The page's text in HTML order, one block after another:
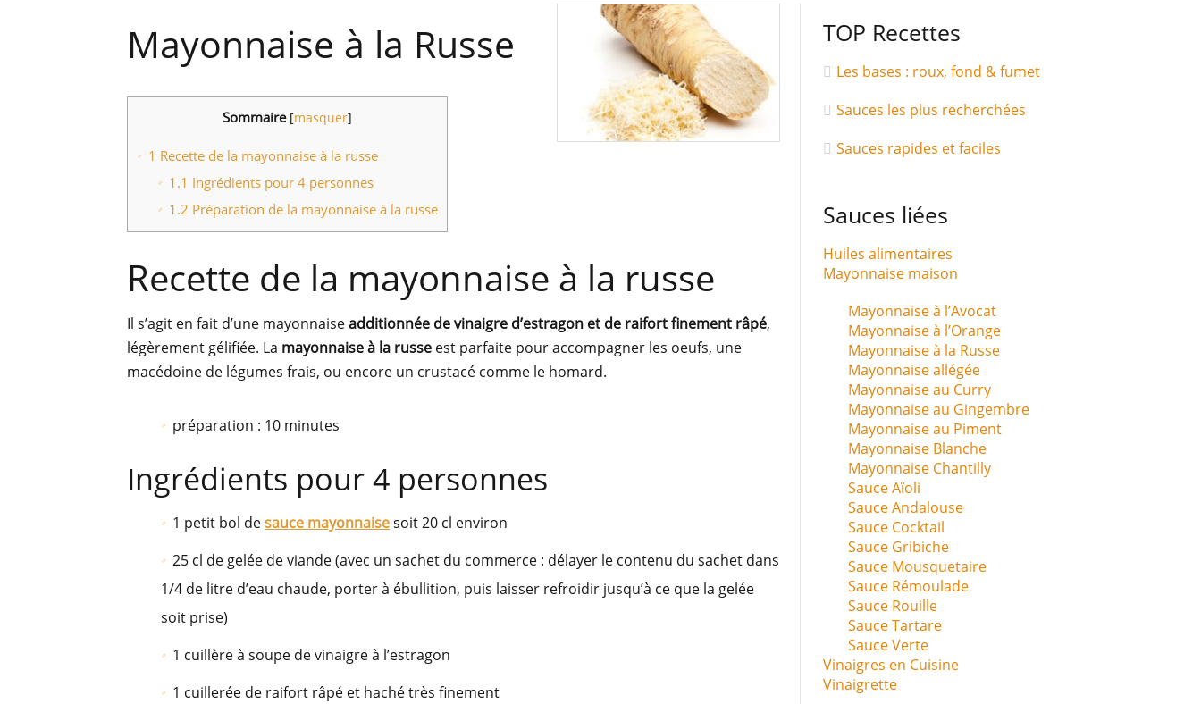
Mayonnaise à la Russe
Sommaire [masquer]
1 Recette de la mayonnaise à la russe
1.1 Ingrédients pour 4 personnes
1.2 Préparation de la mayonnaise à la russe
Recette de la mayonnaise à la russe
Il s’agit en fait d’une mayonnaiseadditionnée de vinaigre d’estragon et de raifort finement râpé,
légèrement gélifiée. La mayonnaise à la russe est parfaite pour accompagner les oeufs, une
macédoine de légumes frais, ou encore un crustacé comme le homard.
préparation : 10 minutes
Ingrédients pour 4 personnes
1 petit bol desauce mayonnaisesoit 20 cl environ
25 cl de gelée de viande (avec un sachet du commerce : délayer le contenu du sachet dans
1/4 de litre d’eau chaude, porter à ébullition, puis laisser refroidir jusqu’à ce que la gelée
soit prise)
1 cuillère à soupe de vinaigre à l’estragon
1 cuillerée de raifort râpé et haché très finement
TOP Recettes
Les bases : roux, fond & fumet
Sauces les plus recherchées
Sauces rapides et faciles
Sauces liées
Huiles alimentaires
Mayonnaise maison
Mayonnaise à l’Avocat
Mayonnaise à l’Orange
Mayonnaise à la Russe
Mayonnaise allégée
Mayonnaise au Curry
Mayonnaise au Gingembre
Mayonnaise au Piment
Mayonnaise Blanche
Mayonnaise Chantilly
Sauce Aïoli
Sauce Andalouse
Sauce Cocktail
Sauce Gribiche
Sauce Mousquetaire
Sauce Rémoulade
Sauce Rouille
Sauce Tartare
Sauce Verte
Vinaigres en Cuisine
Vinaigrette